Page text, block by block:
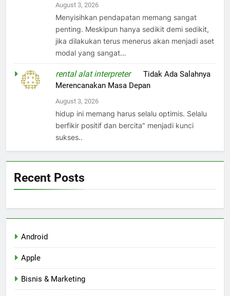
August 3, 2026
Menyisihkan pendapatan memang sangat
penting. Meskipun hanya sedikit demi sedikit,
jika dilakukan terus menerus akan menjadi aset
modal yang sangat…
rental alat interpreteronTidak Ada Salahnya
Merencanakan Masa Depan
August 3, 2026
hidup ini memang harus selalu optimis. Selalu
berfikir positif dan bercita" menjadi kunci
sukses..
Recent Posts
Android
Apple
Bisnis & Marketing